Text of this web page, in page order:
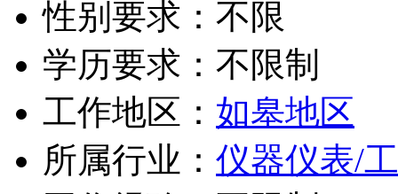
性别要求：不限
学历要求：不限制
工作地区： 如皋地区
所属行业： 仪器仪表/